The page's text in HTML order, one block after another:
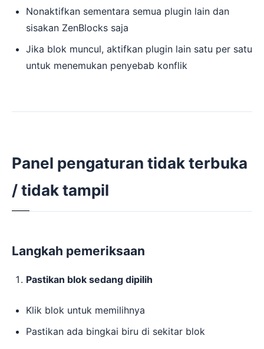
Nonaktifkan sementara semua plugin lain dan
sisakan ZenBlocks saja
Jika blok muncul, aktifkan plugin lain satu per satu
untuk menemukan penyebab konflik
Panel pengaturan tidak terbuka
/ tidak tampil
Langkah pemeriksaan
Pastikan blok sedang dipilih
Klik blok untuk memilihnya
Pastikan ada bingkai biru di sekitar blok